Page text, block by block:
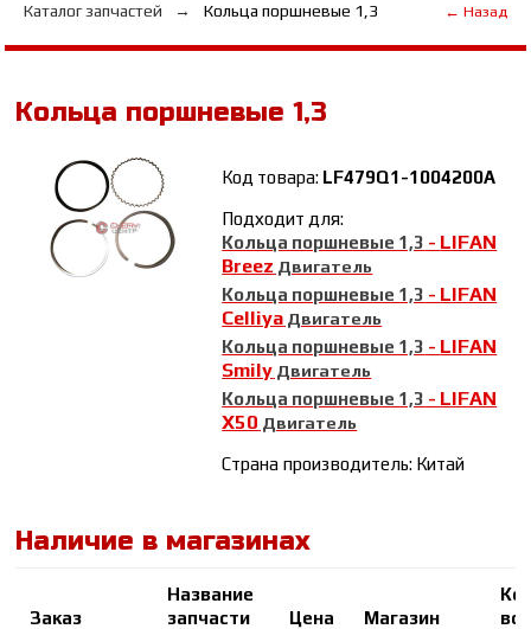
Каталог запчастей Кольца поршневые 1,3 ← Назад
Кольца поршневые 1,3
Код товара: LF479Q1-1004200A
Подходит для:
Кольца поршневые 1,3 - LIFAN
Breez Двигатель
Кольца поршневые 1,3 - LIFAN
Celliya Двигатель
Кольца поршневые 1,3 - LIFAN
Smily Двигатель
Кольца поршневые 1,3 - LIFAN
X50 Двигатель
Страна производитель: Китай
Наличие в магазинах
Заказ
Название
запчасти
Цена Магазин
во